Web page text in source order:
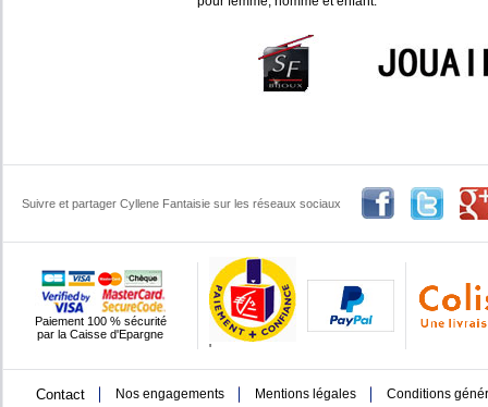
Suivre et partager Cyllene Fantaisie sur les réseaux sociaux
Paiement 100 % sécurité
par la Caisse d'Epargne
'
Contact Nos engagements Mentions légales Conditions